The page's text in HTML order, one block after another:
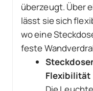
überzeugt. Über
lässt sie sich
wo eine
feste
Flexibilität